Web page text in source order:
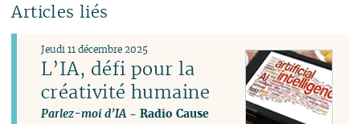
Articles liés
L’IA, défi pour la
créativité humaine
Parlez-moi d’IA- Radio Cause
Jeudi 11 décembre 2025